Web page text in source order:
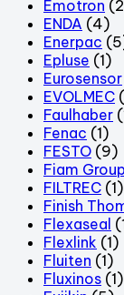
Emotron
ENDA (4)
Enerpac
Epluse (1)
Eurosensor
EVOLMEC
Faulhaber
Fenac (1)
FESTO (9)
Fiam Group
FILTREC (1)
Finish
Flexaseal
Flexlink (1)
Fluiten (1)
Fluxinos (1)